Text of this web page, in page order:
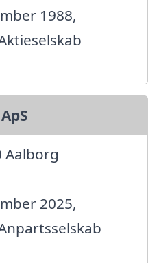
1988,
Aalborg
2025,